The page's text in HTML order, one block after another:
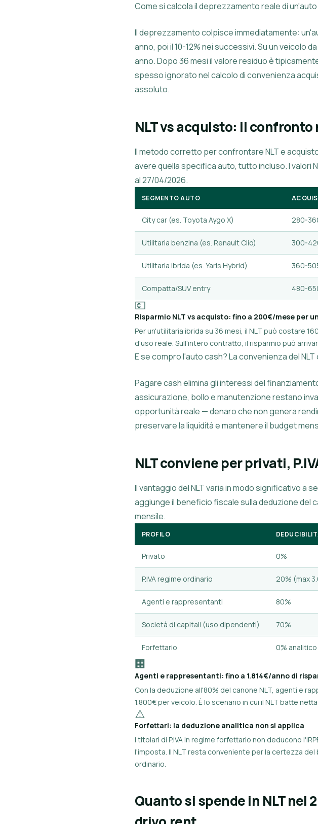
Come si calcola il deprezzamento reale di
Il deprezzamento colpisce immediatamente:
anno, poi il 10-12% nei successivi. Su un veicolo
anno. Dopo 36 mesi il valore residuo è
spesso ignorato nel calcolo di convenienza
assoluto.
NLT vs acquisto: il
Il metodo corretto per confrontare NLT e
avere quella specifica auto, tutto incluso. I valori
al 27/04/2026.
SEGMENTO AUTO
City car (es. Toyota Aygo X) 280-
Utilitaria benzina (es. Renault Clio) 300-
Utilitaria ibrida (es. Yaris Hybrid) 360-
Compatta/SUV entry 480-
💶
Risparmio NLT vs acquisto: fino a 200€/mese per
Per un'utilitaria ibrida su 36 mesi, il NLT può costare
d'uso reale. Sull'intero contratto, il risparmio può
E se compro l'auto cash? La convenienza del NLT
Pagare cash elimina gli interessi del
assicurazione, bollo e manutenzione restano
opportunità reale — denaro che non genera
preservare la liquidità e mantenere il budget
NLT conviene per privati,
Il vantaggio del NLT varia in modo significativo a
aggiunge il beneficio fiscale sulla deduzione
mensile.
PROFILO
Privato 0%
P.IVA regime ordinario 20% (max
Agenti e rappresentanti 80%
Società di capitali (uso dipendenti) 70%
Forfettario 0%
🏢
Agenti e rappresentanti: fino a 1.814€/anno di
Con la deduzione all'80% del canone NLT, agenti e
1.800€ per veicolo. È lo scenario in cui il NLT batte
⚠️
Forfettari: la deduzione analitica non si applica
I titolari di P.IVA in regime forfettario non deducono
l'imposta. Il NLT resta conveniente per la certezza
ordinario.
Quanto si spende in NLT nel